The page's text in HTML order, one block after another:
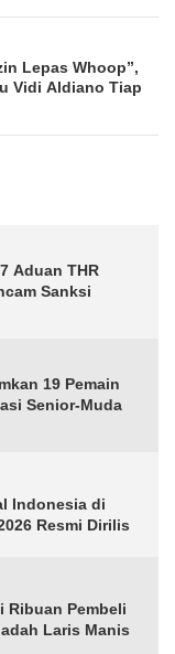
Lepas Whoop”,
Vidi Aldiano Tiap
Aduan THR
Sanksi
19 Pemain
Senior-Muda
Indonesia di
Resmi Dirilis
Ribuan Pembeli
Laris Manis